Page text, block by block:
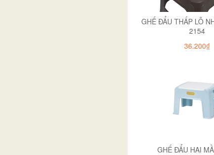
GHẾ ĐẨU THẤP LỖ
2154
36.200₫
GHẾ ĐẨU HAI